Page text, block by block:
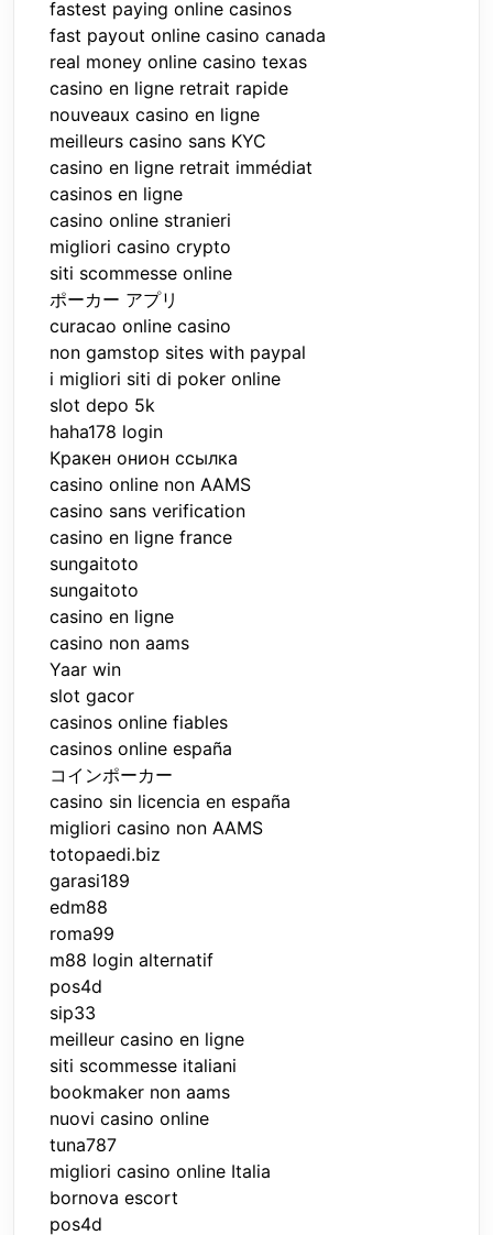
fastest paying online casinos
fast payout online casino canada
real money online casino texas
casino en ligne retrait rapide
nouveaux casino en ligne
meilleurs casino sans KYC
casino en ligne retrait immédiat
casinos en ligne
casino online stranieri
migliori casino crypto
siti scommesse online
ポーカー アプリ
curacao online casino
non gamstop sites with paypal
i migliori siti di poker online
slot depo 5k
haha178 login
Кракен онион ссылка
casino online non AAMS
casino sans verification
casino en ligne france
sungaitoto
sungaitoto
casino en ligne
casino non aams
Yaar win
slot gacor
casinos online fiables
casinos online españa
コインポーカー
casino sin licencia en españa
migliori casino non AAMS
totopaedi.biz
garasi189
edm88
roma99
m88 login alternatif
pos4d
sip33
meilleur casino en ligne
siti scommesse italiani
bookmaker non aams
nuovi casino online
tuna787
migliori casino online Italia
bornova escort
pos4d